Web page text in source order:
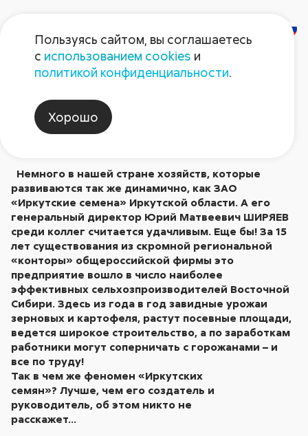
ПРИАНГАРСКИЙ
ФЕНОМЕН
Немного в нашей стране хозяйств, которые
развиваются так же динамично, как ЗАО
«Иркутские семена» Иркутской области. А его
генеральный директор Юрий Матвеевич ШИРЯЕВ
среди коллег считается удачливым. Еще бы! За 15
лет существования из скромной региональной
«конторы» общероссийской фирмы это
предприятие вошло в число наиболее
эффективных сельхозпроизводителей Восточной
Сибири. Здесь из года в год завидные урожаи
зерновых и картофеля, растут посевные площади,
ведется широкое строительство, а по заработкам
работники могут соперничать с горожанами – и
все по труду!
Так в чем же феномен «Иркутских
семян»? Лучше, чем его создатель и
руководитель, об этом никто не
расскажет…
Пользуясь сайтом, вы соглашаетесь
с использованием cookies и
политикой конфиденциальности.
Хорошо